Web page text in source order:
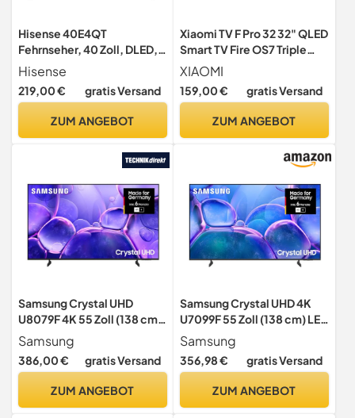
Hisense 40E4QT
Fehrnseher, 40 Zoll, DLED,
Smart TV, Game Mode, AI
Sports Mode, Dolby Audio,
Dolby MS12, DTS Virtual X,
Contrast,
Hisense
219,00 € gratis Versand
ZUM ANGEBOT
Xiaomi TV F Pro 32 32" QLED
Smart TV Fire OS7 Triple
Tuner DVB-C/S/S2/T/T2
XIAOMI
159,00 € gratis Versand
ZUM ANGEBOT
Samsung Crystal UHD
U8079F 4K 55 Zoll (138 cm)
LED Fernseher, Crystal
Prozessor 4K, MetalStream
Design, SmartThings, AI
Knox Security, Kostenlose
Samsung
386,00 € gratis Versand
ZUM ANGEBOT
Samsung Crystal UHD 4K
U7099F 55 Zoll (138 cm) LED
Fernseher, MetalStream
Design, SmartThings, Knox
Security, Gaming Hub, AI
Samsung
356,98 € gratis Versand
ZUM ANGEBOT